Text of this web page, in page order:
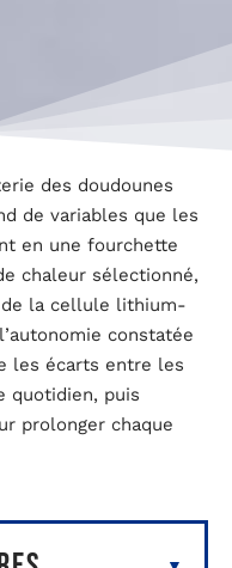
des doudounes
de variables que les
en une fourchette
chaleur sélectionné,
la cellule lithium-
constatée
les écarts entre les
quotidien, puis
prolonger chaque